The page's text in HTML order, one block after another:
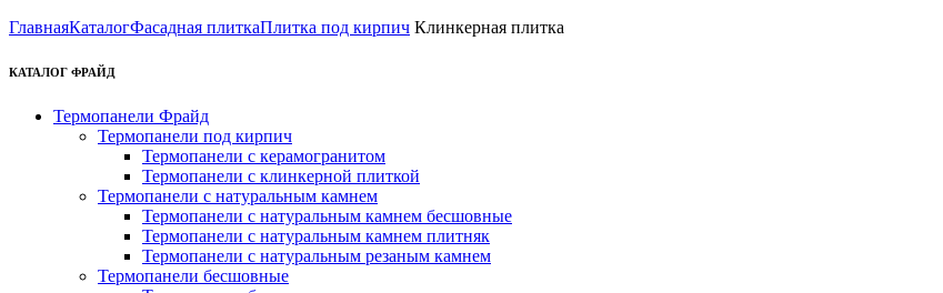
ГлавнаяКаталогФасадная плиткаПлитка под кирпич Клинкерная плитка
КАТАЛОГ ФРАЙД
Термопанели Фрайд
Термопанели под кирпич
Термопанели с керамогранитом
Термопанели с клинкерной плиткой
Термопанели с натуральным камнем
Термопанели с натуральным камнем бесшовные
Термопанели с натуральным камнем плитняк
Термопанели с натуральным резаным камнем
Термопанели бесшовные